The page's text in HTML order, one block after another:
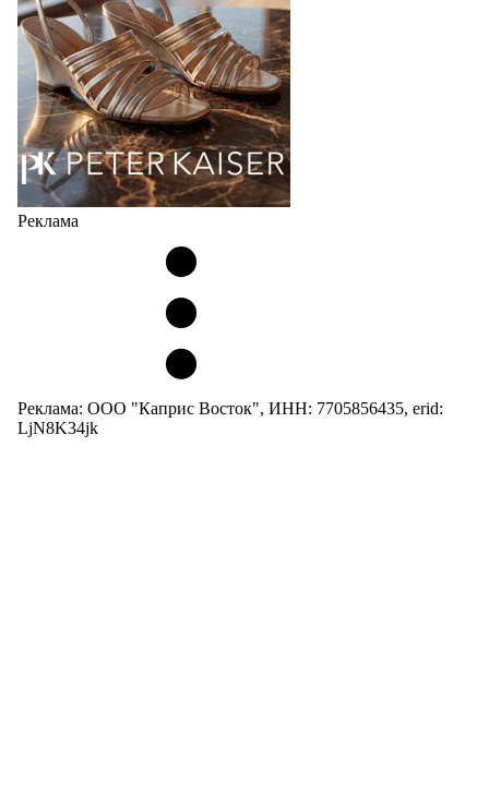
и высоким качеством…
05.08.2026 500
Реклама
Реклама: ООО "Каприс Восток", ИНН: 7705856435, erid:
LjN8K34jk